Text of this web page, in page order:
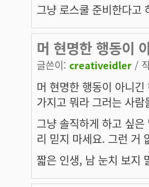
그냥 로스쿨 준비한다고
머 현명한 행동이
글쓴이: creativeidler /
머 현명한 행동이 아니
가지고 뭐라 그러는 사
그냥 솔직하게 하고 싶
리 믿지 마세요. 그런 거
짧은 인생, 남 눈치 보지